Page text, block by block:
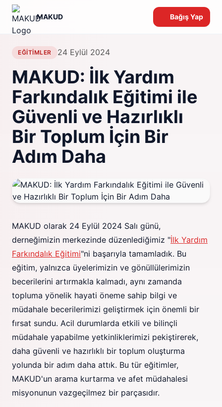
MAKUD Bağış Yap
EĞITIMLER 24 Eylül 2024
MAKUD: İlk Yardım
Farkındalık Eğitimi ile
Güvenli ve Hazırlıklı
Bir Toplum İçin Bir
Adım Daha
MAKUD olarak 24 Eylül 2024 Salı günü,
derneğimizin merkezinde düzenlediğimiz "İlk Yardım
Farkındalık Eğitimi"ni başarıyla tamamladık. Bu
eğitim, yalnızca üyelerimizin ve gönüllülerimizin
becerilerini artırmakla kalmadı, aynı zamanda
topluma yönelik hayati öneme sahip bilgi ve
müdahale becerilerimizi geliştirmek için önemli bir
fırsat sundu. Acil durumlarda etkili ve bilinçli
müdahale yapabilme yetkinliklerimizi pekiştirerek,
daha güvenli ve hazırlıklı bir toplum oluşturma
yolunda bir adım daha attık. Bu tür eğitimler,
MAKUD'un arama kurtarma ve afet müdahalesi
misyonunun vazgeçilmez bir parçasıdır.